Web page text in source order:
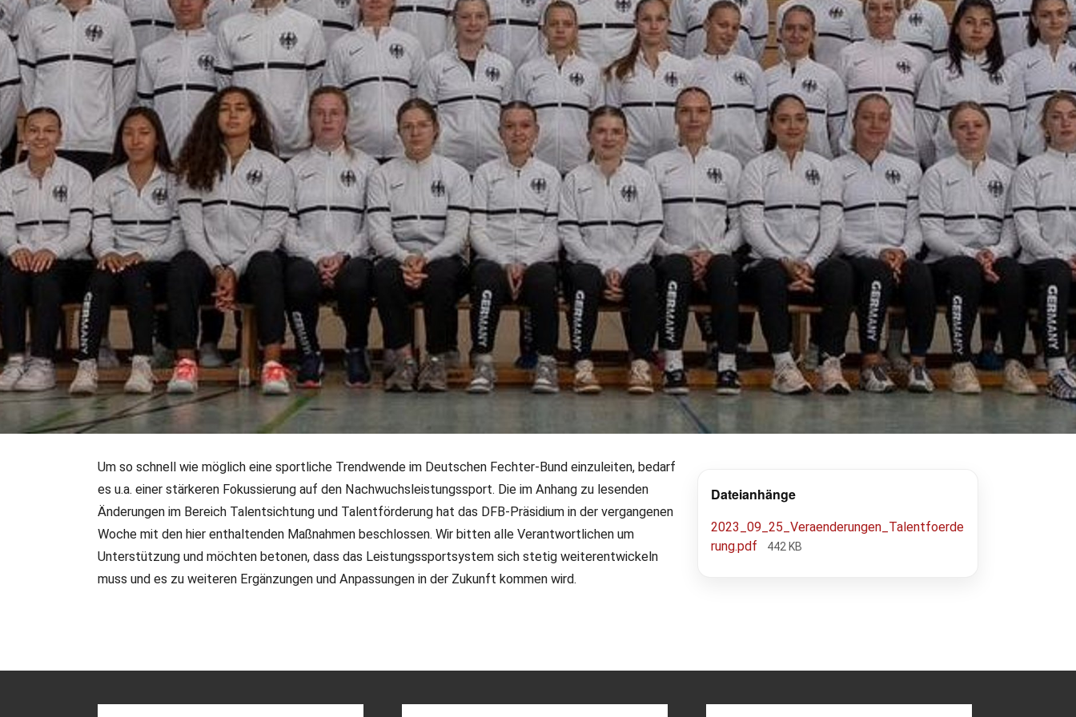
Verbandsinformationen
Veränderungen in der Talentförderung
Um so schnell wie möglich eine sportliche Trendwende im Deutschen Fechter-Bund einzuleiten, bedarf
es u.a. einer stärkeren Fokussierung auf den Nachwuchsleistungssport. Die im Anhang zu lesenden
Änderungen im Bereich Talentsichtung und Talentförderung hat das DFB-Präsidium in der vergangenen
Woche mit den hier enthaltenden Maßnahmen beschlossen. Wir bitten alle Verantwortlichen um
Unterstützung und möchten betonen, dass das Leistungssportsystem sich stetig weiterentwickeln
muss und es zu weiteren Ergänzungen und Anpassungen in der Zukunft kommen wird.
Dateianhänge
2023_09_25_Veraenderungen_Talentfoerde
rung.pdf
442 KB